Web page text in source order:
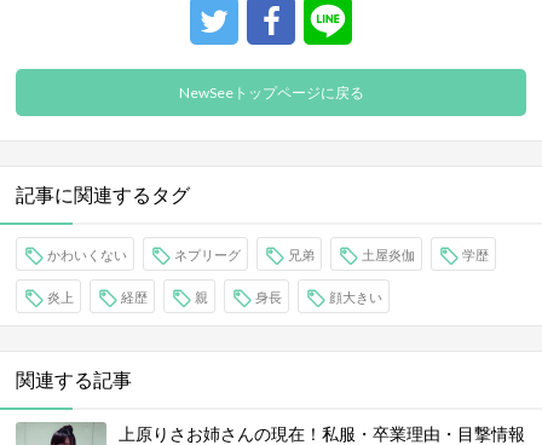
NewSeeトップページに戻る
記事に関連するタグ
かわいくない ネプリーグ 兄弟 土屋炎伽 学歴
炎上 経歴 親 身長 顔大きい
関連する記事
上原りさお姉さんの現在！私服・卒業理由・目撃情報